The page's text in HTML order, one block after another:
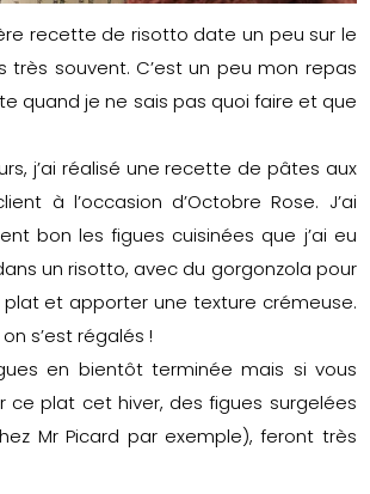
recette de risotto date un peu sur le
très souvent. C’est un peu mon repas
quand je ne sais pas quoi faire et que
j’ai réalisé une recette de pâtes aux
à l’occasion d’Octobre Rose. J’ai
bon les figues cuisinées que j’ai eu
un risotto, avec du gorgonzola pour
et apporter une texture crémeuse.
s’est régalés !
en bientôt terminée mais si vous
ce plat cet hiver, des figues surgelées
Mr Picard par exemple), feront très